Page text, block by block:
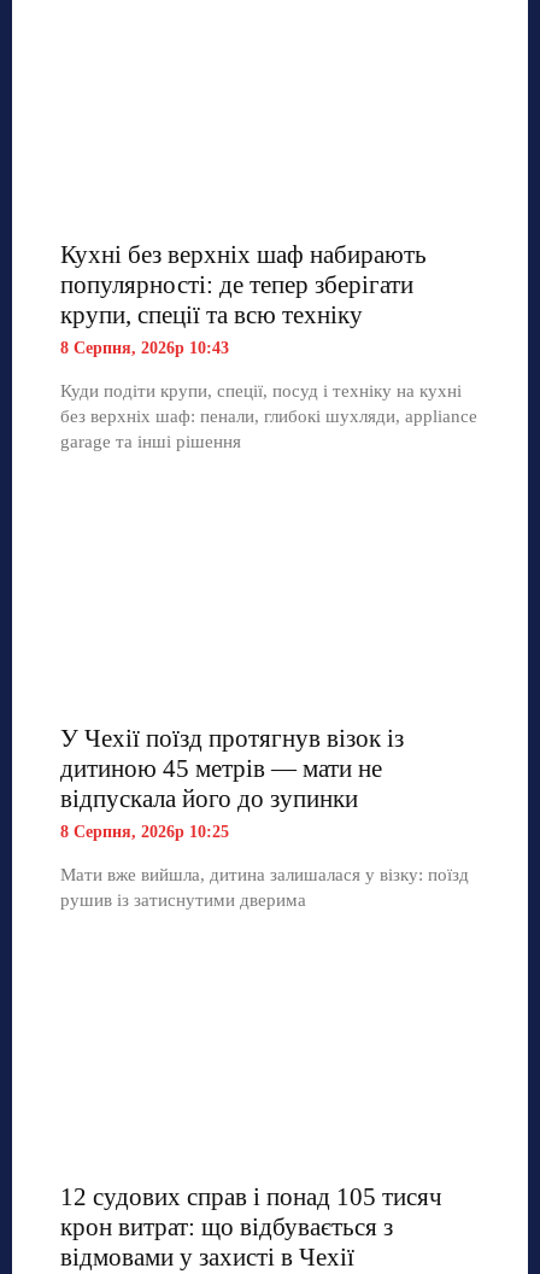
Кухні без верхніх шаф набирають
популярності: де тепер зберігати
крупи, спеції та всю техніку
8 Серпня, 2026р 10:43
Куди подіти крупи, спеції, посуд і техніку на кухні
без верхніх шаф: пенали, глибокі шухляди, appliance
garage та інші рішення
У Чехії поїзд протягнув візок із
дитиною 45 метрів — мати не
відпускала його до зупинки
8 Серпня, 2026р 10:25
Мати вже вийшла, дитина залишалася у візку: поїзд
рушив із затиснутими дверима
12 судових справ і понад 105 тисяч
крон витрат: що відбувається з
відмовами у захисті в Чехії